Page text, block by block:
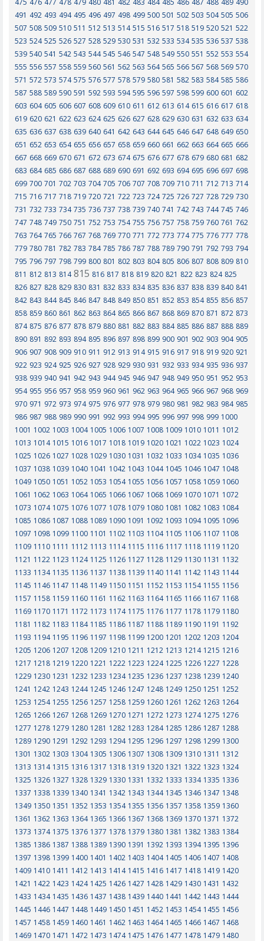
475 476 477 478 479 480 481 482 483 484 485 486 487 488 489 490
491 492 493 494 495 496 497 498 499 500 501 502 503 504 505 506
507 508 509 510 511 512 513 514 515 516 517 518 519 520 521 522
523 524 525 526 527 528 529 530 531 532 533 534 535 536 537 538
539 540 541 542 543 544 545 546 547 548 549 550 551 552 553 554
555 556 557 558 559 560 561 562 563 564 565 566 567 568 569 570
571 572 573 574 575 576 577 578 579 580 581 582 583 584 585 586
587 588 589 590 591 592 593 594 595 596 597 598 599 600 601 602
603 604 605 606 607 608 609 610 611 612 613 614 615 616 617 618
619 620 621 622 623 624 625 626 627 628 629 630 631 632 633 634
635 636 637 638 639 640 641 642 643 644 645 646 647 648 649 650
651 652 653 654 655 656 657 658 659 660 661 662 663 664 665 666
667 668 669 670 671 672 673 674 675 676 677 678 679 680 681 682
683 684 685 686 687 688 689 690 691 692 693 694 695 696 697 698
699 700 701 702 703 704 705 706 707 708 709 710 711 712 713 714
715 716 717 718 719 720 721 722 723 724 725 726 727 728 729 730
731 732 733 734 735 736 737 738 739 740 741 742 743 744 745 746
747 748 749 750 751 752 753 754 755 756 757 758 759 760 761 762
763 764 765 766 767 768 769 770 771 772 773 774 775 776 777 778
779 780 781 782 783 784 785 786 787 788 789 790 791 792 793 794
795 796 797 798 799 800 801 802 803 804 805 806 807 808 809 810
811 812 813 814815 816 817 818 819 820 821 822 823 824 825
826 827 828 829 830 831 832 833 834 835 836 837 838 839 840 841
842 843 844 845 846 847 848 849 850 851 852 853 854 855 856 857
858 859 860 861 862 863 864 865 866 867 868 869 870 871 872 873
874 875 876 877 878 879 880 881 882 883 884 885 886 887 888 889
890 891 892 893 894 895 896 897 898 899 900 901 902 903 904 905
906 907 908 909 910 911 912 913 914 915 916 917 918 919 920 921
922 923 924 925 926 927 928 929 930 931 932 933 934 935 936 937
938 939 940 941 942 943 944 945 946 947 948 949 950 951 952 953
954 955 956 957 958 959 960 961 962 963 964 965 966 967 968 969
970 971 972 973 974 975 976 977 978 979 980 981 982 983 984 985
986 987 988 989 990 991 992 993 994 995 996 997 998 999 1000
1001 1002 1003 1004 1005 1006 1007 1008 1009 1010 1011 1012
1013 1014 1015 1016 1017 1018 1019 1020 1021 1022 1023 1024
1025 1026 1027 1028 1029 1030 1031 1032 1033 1034 1035 1036
1037 1038 1039 1040 1041 1042 1043 1044 1045 1046 1047 1048
1049 1050 1051 1052 1053 1054 1055 1056 1057 1058 1059 1060
1061 1062 1063 1064 1065 1066 1067 1068 1069 1070 1071 1072
1073 1074 1075 1076 1077 1078 1079 1080 1081 1082 1083 1084
1085 1086 1087 1088 1089 1090 1091 1092 1093 1094 1095 1096
1097 1098 1099 1100 1101 1102 1103 1104 1105 1106 1107 1108
1109 1110 1111 1112 1113 1114 1115 1116 1117 1118 1119 1120
1121 1122 1123 1124 1125 1126 1127 1128 1129 1130 1131 1132
1133 1134 1135 1136 1137 1138 1139 1140 1141 1142 1143 1144
1145 1146 1147 1148 1149 1150 1151 1152 1153 1154 1155 1156
1157 1158 1159 1160 1161 1162 1163 1164 1165 1166 1167 1168
1169 1170 1171 1172 1173 1174 1175 1176 1177 1178 1179 1180
1181 1182 1183 1184 1185 1186 1187 1188 1189 1190 1191 1192
1193 1194 1195 1196 1197 1198 1199 1200 1201 1202 1203 1204
1205 1206 1207 1208 1209 1210 1211 1212 1213 1214 1215 1216
1217 1218 1219 1220 1221 1222 1223 1224 1225 1226 1227 1228
1229 1230 1231 1232 1233 1234 1235 1236 1237 1238 1239 1240
1241 1242 1243 1244 1245 1246 1247 1248 1249 1250 1251 1252
1253 1254 1255 1256 1257 1258 1259 1260 1261 1262 1263 1264
1265 1266 1267 1268 1269 1270 1271 1272 1273 1274 1275 1276
1277 1278 1279 1280 1281 1282 1283 1284 1285 1286 1287 1288
1289 1290 1291 1292 1293 1294 1295 1296 1297 1298 1299 1300
1301 1302 1303 1304 1305 1306 1307 1308 1309 1310 1311 1312
1313 1314 1315 1316 1317 1318 1319 1320 1321 1322 1323 1324
1325 1326 1327 1328 1329 1330 1331 1332 1333 1334 1335 1336
1337 1338 1339 1340 1341 1342 1343 1344 1345 1346 1347 1348
1349 1350 1351 1352 1353 1354 1355 1356 1357 1358 1359 1360
1361 1362 1363 1364 1365 1366 1367 1368 1369 1370 1371 1372
1373 1374 1375 1376 1377 1378 1379 1380 1381 1382 1383 1384
1385 1386 1387 1388 1389 1390 1391 1392 1393 1394 1395 1396
1397 1398 1399 1400 1401 1402 1403 1404 1405 1406 1407 1408
1409 1410 1411 1412 1413 1414 1415 1416 1417 1418 1419 1420
1421 1422 1423 1424 1425 1426 1427 1428 1429 1430 1431 1432
1433 1434 1435 1436 1437 1438 1439 1440 1441 1442 1443 1444
1445 1446 1447 1448 1449 1450 1451 1452 1453 1454 1455 1456
1457 1458 1459 1460 1461 1462 1463 1464 1465 1466 1467 1468
1469 1470 1471 1472 1473 1474 1475 1476 1477 1478 1479 1480